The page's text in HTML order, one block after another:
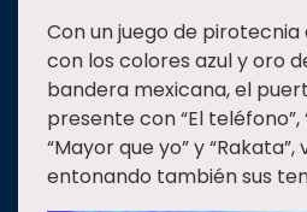
Con un juego de
con los colores azul y oro
bandera mexicana, el
presente con “El teléfono”,
“Mayor que yo” y
entonando también sus